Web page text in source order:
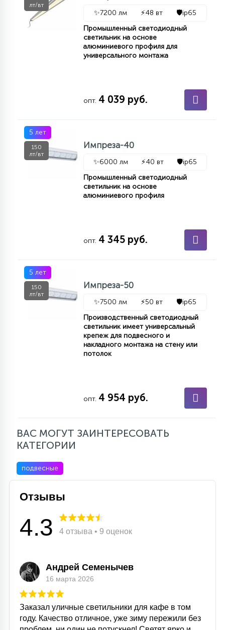
лт/вт
✨7200 лм ⚡48 вт 🛡️ip65
Промышленный светодиодный
светильник на основе
алюминиевого профиля для
универсального монтажа
опт. 4 039 руб.
5 лет
150
лт/вт
Импреза-40
✨6000 лм ⚡40 вт 🛡️ip65
Промышленный светодиодный
светильник на основе
алюминиевого профиля
опт. 4 345 руб.
5 лет
150
лт/вт
Импреза-50
✨7500 лм ⚡50 вт 🛡️ip65
Производственный светодиодный
светильник имеет универсальный
крепеж для подвесного и
накладного монтажа на стену или
потолок
опт. 4 954 руб.
ВАС МОГУТ ЗАИНТЕРЕСОВАТЬ
КАТЕГОРИИ
подвесные
Отзывы
4.3 4 отзыва • 9 оценок
Андрей Семенычев
16 марта 2026
Заказал уличные светильники для кафе в том
году. Качество отличное, уже зиму пережили без